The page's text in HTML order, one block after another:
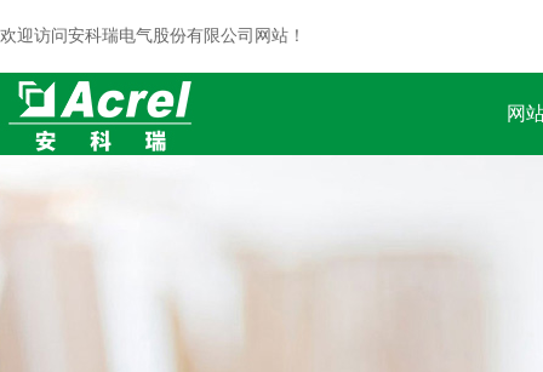
欢迎访问安科瑞电气股份有限公司网站！
网